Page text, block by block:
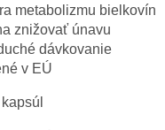
metabolizmu bielkovín
znižovať únavu
dávkovanie
v EÚ